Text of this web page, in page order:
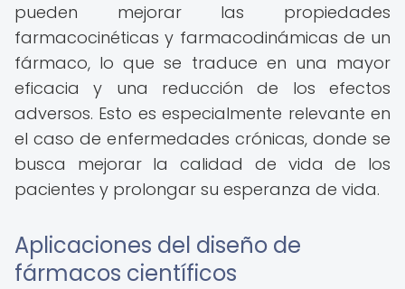
pueden mejorar las propiedades
farmacocinéticas y farmacodinámicas de un
fármaco, lo que se traduce en una mayor
eficacia y una reducción de los efectos
adversos. Esto es especialmente relevante en
el caso de enfermedades crónicas, donde se
busca mejorar la calidad de vida de los
pacientes y prolongar su esperanza de vida.
Aplicaciones del diseño de
fármacos científicos